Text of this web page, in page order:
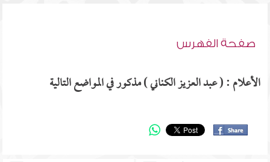
صفحة الفهرس
الأعلام : ( عبد العزيز الكناني ) مذكور في المواضع التالية